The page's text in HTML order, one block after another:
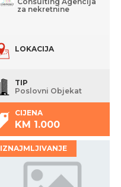
za nekretnine
LOKACIJA
TIP
Poslovni Objekat
CIJENA
KM 1.000
IZNAJMLJIVANJE